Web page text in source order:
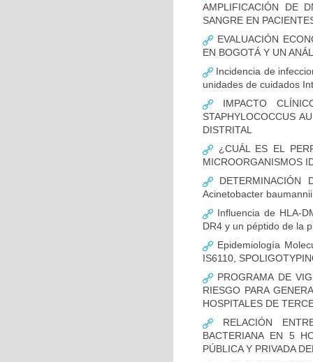
AMPLIFICACIÓN DE
SANGRE EN
EVALUACIÓN
EN BOGOTÁ Y UN
Incidencia de
unidades de cuidados
IMPACTO
STAPHYLOCOCCUS
DISTRITAL
¿CUÁL ES EL
MICROORGANISMOS
DETERMINACIÓN
Acinetobacter
Influencia de HLA-
DR4 y un péptido de la
Epidemiología
IS6110,
PROGRAMA DE
RIESGO PARA
HOSPITALES DE
RELACIÓN
BACTERIANA EN 5
PÚBLICA Y PRIVADA